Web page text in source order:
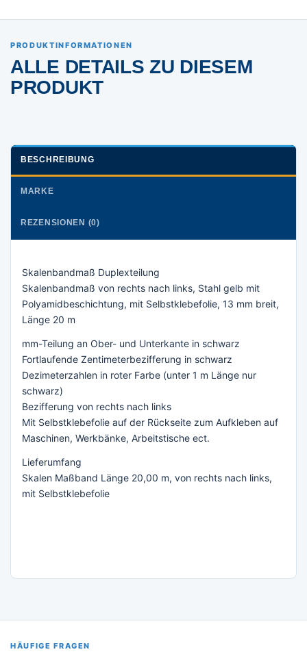
PRODUKTINFORMATIONEN
ALLE DETAILS ZU DIESEM
PRODUKT
BESCHREIBUNG
MARKE
REZENSIONEN (0)
Skalenbandmaß Duplexteilung
Skalenbandmaß von rechts nach links, Stahl gelb mit
Polyamidbeschichtung, mit Selbstklebefolie, 13 mm breit,
Länge 20 m
mm-Teilung an Ober- und Unterkante in schwarz
Fortlaufende Zentimeterbezifferung in schwarz
Dezimeterzahlen in roter Farbe (unter 1 m Länge nur
schwarz)
Bezifferung von rechts nach links
Mit Selbstklebefolie auf der Rückseite zum Aufkleben auf
Maschinen, Werkbänke, Arbeitstische ect.
Lieferumfang
Skalen Maßband Länge 20,00 m, von rechts nach links,
mit Selbstklebefolie
HÄUFIGE FRAGEN